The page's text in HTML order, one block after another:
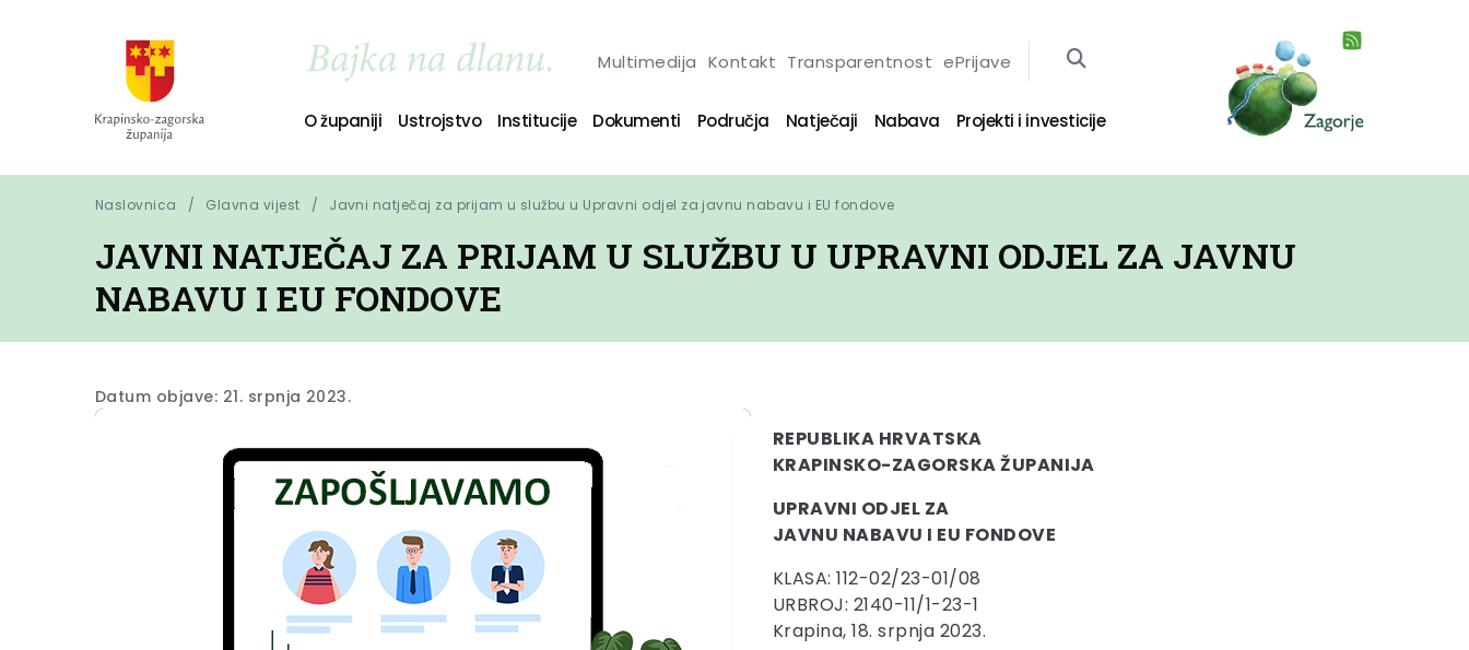
Multimedija Kontakt Transparentnost ePrijave
O županiji Ustrojstvo Institucije Dokumenti Područja Natječaji Nabava Projekti i investicije
Naslovnica Glavna vijest Javni natječaj za prijam u službu u Upravni odjel za javnu nabavu i EU fondove
JAVNI NATJEČAJ ZA PRIJAM U SLUŽBU U UPRAVNI ODJEL ZA JAVNU
NABAVU I EU FONDOVE
Datum objave: 21. srpnja 2023.
REPUBLIKA HRVATSKA
KRAPINSKO-ZAGORSKA ŽUPANIJA
UPRAVNI ODJEL ZA
JAVNU NABAVU I EU FONDOVE
KLASA: 112-02/23-01/08
URBROJ: 2140-11/1-23-1
Krapina, 18. srpnja 2023.